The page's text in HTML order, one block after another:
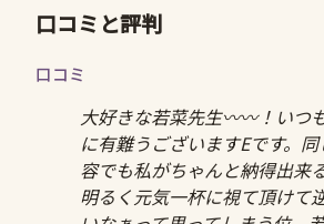
口コミと評判
口コミ
大好きな若菜先生〰️〰️！いつ
に有難うございますEです。
容でも私がちゃんと納得出来
明るく元気一杯に視て頂けて